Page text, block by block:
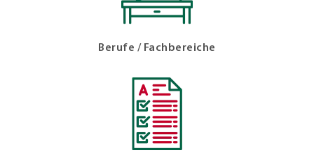
Berufe / Fachbereiche